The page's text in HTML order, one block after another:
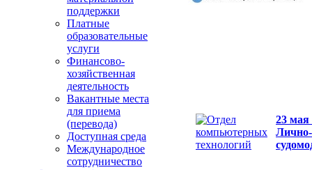
поддержки
Платные
образовательные
услуги
Финансово-
хозяйственная
деятельность
Вакантные места
для приема
(перевода)
Доступная среда
Международное
сотрудничество
23 мая